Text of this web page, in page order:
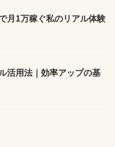
月1万稼ぐ私のリアル体験
活用法｜効率アップの基